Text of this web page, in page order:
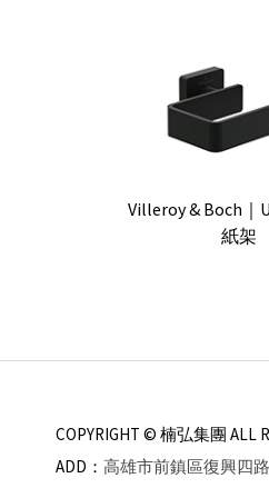
Villeroy & Boch｜
紙架
COPYRIGHT © 楠弘集團 ALL
ADD： 高雄市前鎮區復興四